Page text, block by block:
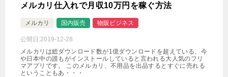
メルカリ仕入れで月収10万円を稼ぐ方法
メルカリ 国内販売 物販ビジネス
公開日:2019-12-28
メルカリは総ダウンロード数が1億ダウンロードを超えている、今
や日本中の誰もがインストールしていると言われる大人気のフリ
マアプリです。 このメルカリ、不用品を出品するとすぐに売れる
ということもあ・・・